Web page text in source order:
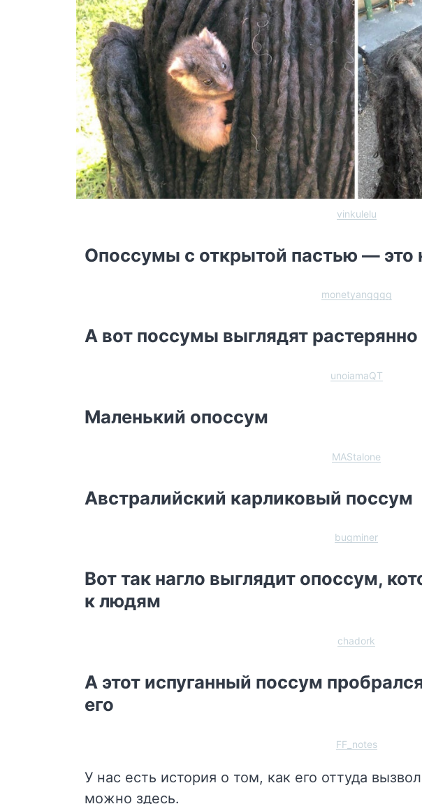
vinkulelu
Опоссумы с открытой пастью — это
monetyangggg
А вот поссумы выглядят растерянно
unoiamaQT
Маленький опоссум
MAStalone
Австралийский карликовый поссум
bugminer
Вот так нагло выглядит опоссум,
к людям
chadork
А этот испуганный поссум
его
FF_notes
У нас есть история о том, как его оттуда
можно здесь.